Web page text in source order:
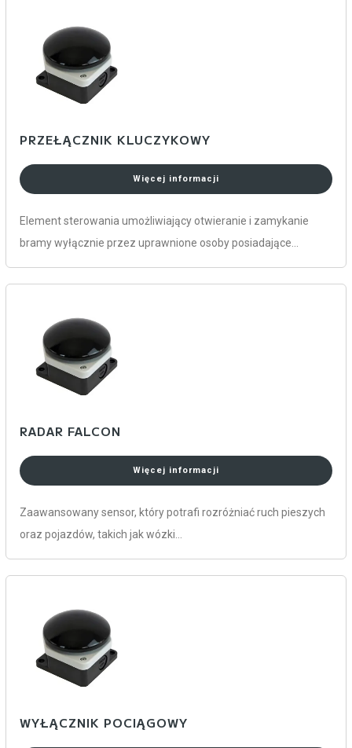
PRZEŁĄCZNIK KLUCZYKOWY
Więcej informacji
Element sterowania umożliwiający otwieranie i zamykanie
bramy wyłącznie przez uprawnione osoby posiadające…
RADAR FALCON
Więcej informacji
Zaawansowany sensor, który potrafi rozróżniać ruch pieszych
oraz pojazdów, takich jak wózki…
WYŁĄCZNIK POCIĄGOWY